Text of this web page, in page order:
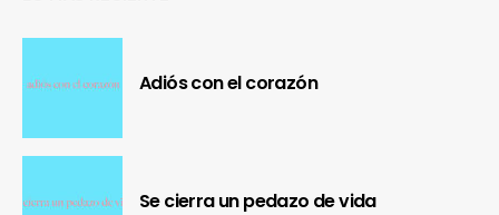
Adiós con el corazón
Se cierra un pedazo de vida